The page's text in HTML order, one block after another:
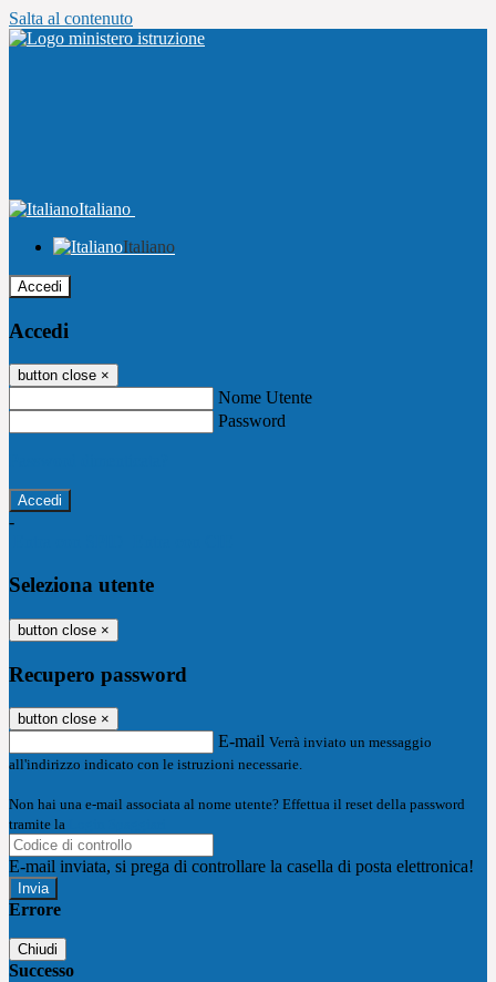
Salta al contenuto
Italiano
Italiano
Accedi
Accedi
button close ×
Nome Utente
Password
-
Seleziona utente
button close ×
Recupero password
button close ×
E-mail Verrà inviato un messaggio
all'indirizzo indicato con le istruzioni necessarie.
Non hai una e-mail associata al nome utente? Effettua il reset della password
tramite la
E-mail inviata, si prega di controllare la casella di posta elettronica!
Errore
Chiudi
Successo